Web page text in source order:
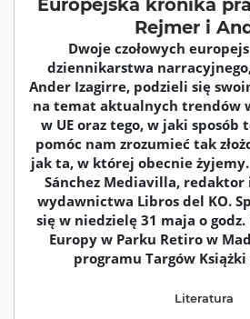
Rejmer i
Dwoje czołowych
dziennikarstwa
Ander Izagirre, podzieli się
na temat aktualnych trendów
w UE oraz tego, w jaki sposób
pomóc nam zrozumieć tak
jak ta, w której obecnie
Sánchez Mediavilla, redaktor
wydawnictwa Libros del KO.
się w niedzielę 31 maja o
Europy w Parku Retiro w
programu Targów
Literatura